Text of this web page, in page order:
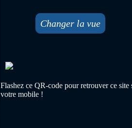
Changer la vue
Flashez ce QR-code pour retrouver ce site
votre mobile !